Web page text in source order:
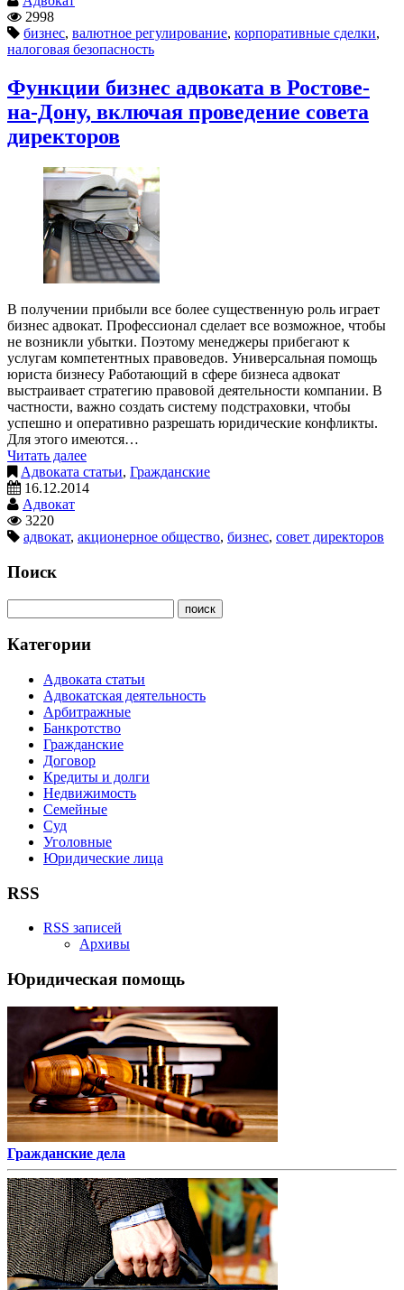
2998
бизнес, валютное регулирование, корпоративные сделки,
налоговая безопасность
Функции бизнес адвоката в Ростове-
на-Дону, включая проведение совета
директоров
В получении прибыли все более существенную роль играет
бизнес адвокат. Профессионал сделает все возможное, чтобы
не возникли убытки. Поэтому менеджеры прибегают к
услугам компетентных правоведов. Универсальная помощь
юриста бизнесу Работающий в сфере бизнеса адвокат
выстраивает стратегию правовой деятельности компании. В
частности, важно создать систему подстраховки, чтобы
успешно и оперативно разрешать юридические конфликты.
Для этого имеются…
Читать далее
Адвоката статьи, Гражданские
16.12.2014
Адвокат
3220
адвокат, акционерное общество, бизнес, совет директоров
Поиск
Категории
Адвоката статьи
Адвокатская деятельность
Арбитражные
Банкротство
Гражданские
Договор
Кредиты и долги
Недвижимость
Семейные
Суд
Уголовные
Юридические лица
RSS
RSS записей
Архивы
Юридическая помощь
Гражданские дела